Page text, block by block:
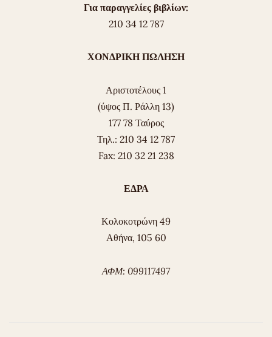
Για παραγγελίες βιβλίων:
210 34 12 787
ΧΟΝΔΡΙΚΗ ΠΩΛΗΣΗ
Αριστοτέλους 1
(ύψος Π. Ράλλη 13)
177 78 Ταύρος
Τηλ.: 210 34 12 787
Fax: 210 32 21 238
ΕΔΡΑ
Κολοκοτρώνη 49
Αθήνα, 105 60
ΑΦΜ: 099117497